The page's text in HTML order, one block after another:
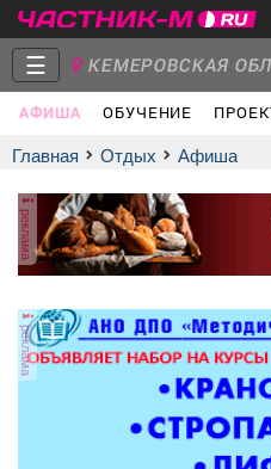
☰ КЕМЕРОВСКАЯ
АФИША ОБУЧЕНИЕ
Главная
Группы
Объявления
Транспорт
Главная Отдых афиша
реклама
реклама